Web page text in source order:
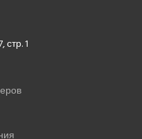
стр. 1